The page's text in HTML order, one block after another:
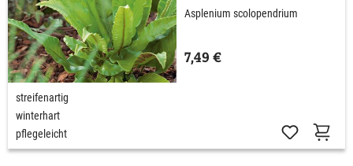
Asplenium scolopendrium
7,49 €
streifenartig
winterhart
pflegeleicht